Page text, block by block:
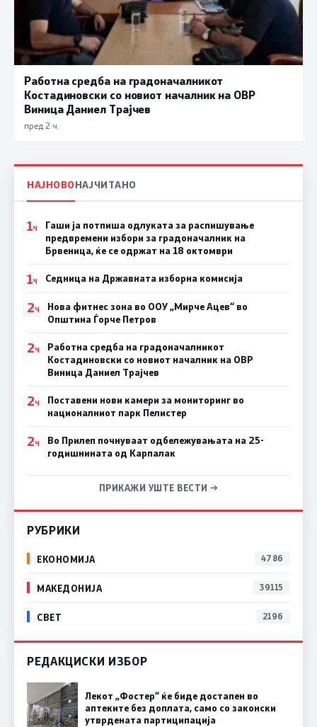
Работна средба на градоначалникот
Костадиновски со новиот началник на ОВР
Виница Даниел Трајчев
пред 2 ч.
НАЈНОВОНАЈЧИТАНО
1Ч
Гаши ја потпиша одлуката за распишување
предвремени избори за градоначалник на
Брвеница, ќе се одржат на 18 октомври
1Ч Седница на Државната изборна комисија
2Ч
Нова фитнес зона во ООУ „Мирче Ацев“ во
Општина Ѓорче Петров
2Ч
Работна средба на градоначалникот
Костадиновски со новиот началник на ОВР
Виница Даниел Трајчев
2Ч
Поставени нови камери за мониторинг во
националниот парк Пелистер
2Ч
Во Прилеп почнуваат одбележувањата на 25-
годишнината од Карпалак
ПРИКАЖИ УШТЕ ВЕСТИ →
РУБРИКИ
ЕКОНОМИЈА 4786
МАКЕДОНИЈА 39115
СВЕТ 2196
РЕДАКЦИСКИ ИЗБОР
Лекот „Фостер“ ќе биде достапен во
аптеките без доплата, само со законски
утврдената партиципација